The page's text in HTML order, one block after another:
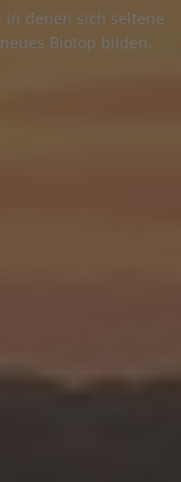
in denen sich seltene
Biotop bilden.